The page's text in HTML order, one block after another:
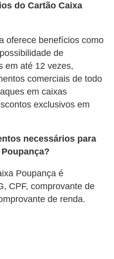
do Cartão Caixa
oferece benefícios como
de
em até 12 vezes,
comerciais de todo
em caixas
exclusivos em
necessários para
Poupança é
CPF, comprovante de
de renda.